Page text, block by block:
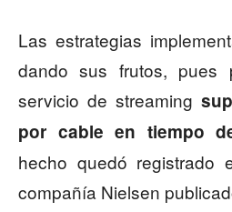
Las estrategias
dando sus frutos, pues
servicio de streaming
por cable en tiempo
hecho quedó registrado
compañía Nielsen